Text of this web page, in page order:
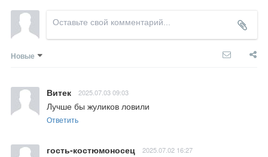
Новые
Витек 2025.07.03 09:03
Лучше бы жуликов ловили
Ответить
гость-костюмоносец 2025.07.02 16:27